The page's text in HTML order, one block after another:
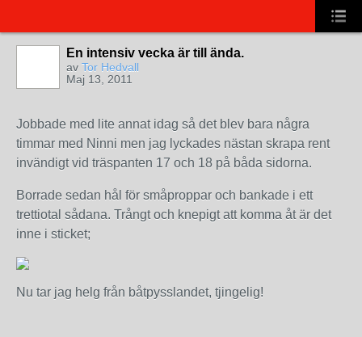
En intensiv vecka är till ända.
av Tor Hedvall
Maj 13, 2011
Jobbade med lite annat idag så det blev bara några
timmar med Ninni men jag lyckades nästan skrapa rent
invändigt vid träspanten 17 och 18 på båda sidorna.
Borrade sedan hål för småproppar och bankade i ett
trettiotal sådana. Trångt och knepigt att komma åt är det
inne i sticket;
Nu tar jag helg från båtpysslandet, tjingelig!